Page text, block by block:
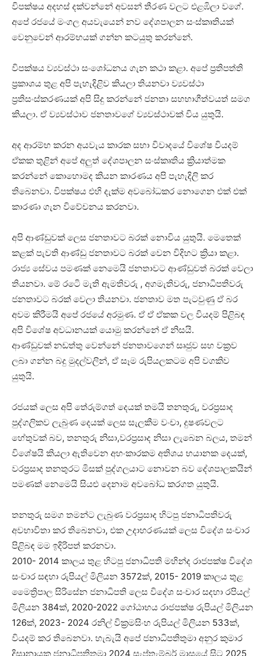
විපක්ෂය අදහස් දක්වන්නේ අවසන් තීරණ වලට එළඹිලා වගේ.
අපේ රජයේ මංගල අයවැයෙන් නව දේශපාලන සංස්කෘතියක්
වෙනුවෙන් ආරම්භයක් ගන්න කටයුතු කරන්නේ.
විපක්ෂය ව්‍යවස්ථා සංශෝධනය ගැන කථා කළා. අපේ ප්‍රතිපත්ති
ප්‍රකාශය තුළ අපි පැහැදිළිව කියලා තියනවා ව්‍යවස්ථා
ප්‍රතිසංස්කරණයක් අපි සිදු කරන්නේ ජනතා සහභාගීත්වයත් සමග
කියලා. ඒ ව්‍යවස්ථාව ජනතාවගේ ව්‍යවස්ථාවක් විය යුතුයි.
අද ආරම්භ කරන අයවැය කාරක සභා විවාදයේ විශේෂ වියදම්
ඒකක තුළින් අපේ අලුත් දේශපාලන සංස්කෘතිය ක්‍රියාත්මක
කරන්නේ කොහොමද කියන කාරණය අපි පැහැදිලි කර
තිබෙනවා. විපක්ෂය එහි දැක්ම අවබෝධකර නොගෙන එක් එක්
කාරණා ගැන විවේචනය කරනවා.
අපි ආණ්ඩුවක් ලෙස ජනතාවට බරක් නොවිය යුතුයි. මෙතෙක්
කළක් පැවති ආණ්ඩු ජනතාවට බරක් වෙන විදිහට ක්‍රියා කළා.
රාජ්‍ය සේවය පමණක් නෙමෙයි ජනතාවට ආණ්ඩුවත් බරක් වෙලා
තියනවා. මේ රටෙි මැති ඇමතිවරු , අගමැතිවරු, ජනාධිපතිවරු
ජනතාවට බරක් වෙලා තියනවා. ජනතාව මත පැටවුණු ඒ බර
අවම කිරීමයි අපේ රජයේ අරමුණ. ඒ ඒ ඒකක වල වියදම් පිළිබඳ
අපි විශේෂ අවධානයක් යොමු කරන්නේ ඒ නිසයි.
ආණ්ඩුවක් නඩත්තු වෙන්නේ ජනතාවගෙන් සෘජුව සහ වක්‍රව
ලබා ගන්න බදු මුදල්වලින්, ඒ සෑම රුපියලකටම අපි වගකිව
යුතුයි.
රජයක් ලෙස අපි තේරුම්ගත් දෙයක් තමයි තනතුරු, වරප්‍රසාද
පුද්ගලිකව ලැබුණ දෙයක් ලෙස සැලකීම වංචා, දුෂණවලට
හේතුවක් බව, තනතුරු නිසා,වරප්‍රසාද නිසා ලැබෙන බලය, තමන්
විශේෂයි කියලා ඇතිවෙන අහංකාරකම අතිශය භයානක දෙයක්,
වරප්‍රසාද තනතුරට මිසක් පුද්ගලයාට නොවන බව දේශපාලකයින්
පමණක් නෙමෙයි සියළු දෙනාම අවබෝධ කරගත යුතුයි.
තනතුරු සමග තමන්ට ලැබුණ වරප්‍රසාද හිටපු ජනාධිපතිවරු
අවභාවිතා කර තිබෙනවා, එක උදාහරණයක් ලෙස විදේශ සංචාර
පිළිබඳ මම ඉදිරිපත් කරනවා.
2010- 2014 කාලය තුළ හිටපු ජනාධිපති මහින්ද රාජපක්ෂ විදේශ
සංචාර සඳහා රුපියල් මිලියන 3572ක්, 2015- 2019 කාලය තුළ
මෛත්‍රිපාල සිරිසේන ජනාධිපති ලෙස විදේශ සංචාර සදහා රපියල්
මිලියන 384ක්, 2020-2022 ගෝඨාභය රාජපක්ෂ රුපියල් මිලියන
126ක්, 2023- 2024 රනිල් වික්‍රමසිංහ රුපියල් මිලියන 533ක්,
වියදම් කර තිබෙනවා. හැබැයි අපේ ජනාධිපතිතුමා අනුර කුමාර
දිසානායක ජනාධිපතිතුමා 2024 සැප්තැම්බර් මාසයේ සිට 2025